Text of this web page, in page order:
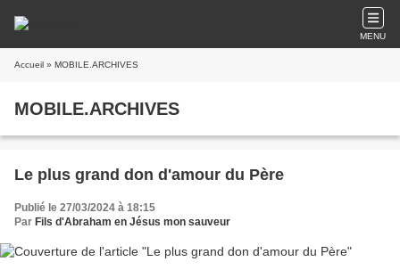
MENU
Accueil » MOBILE.ARCHIVES
MOBILE.ARCHIVES
Le plus grand don d'amour du Père
Publié le 27/03/2024 à 18:15
Par Fils d'Abraham en Jésus mon sauveur